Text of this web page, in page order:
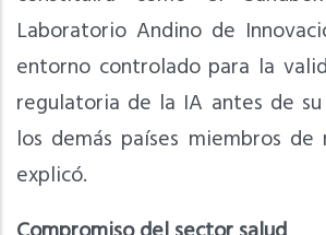
Laboratorio Andino de
entorno controlado para la
regulatoria de la IA antes de
los demás países miembros de
explicó.